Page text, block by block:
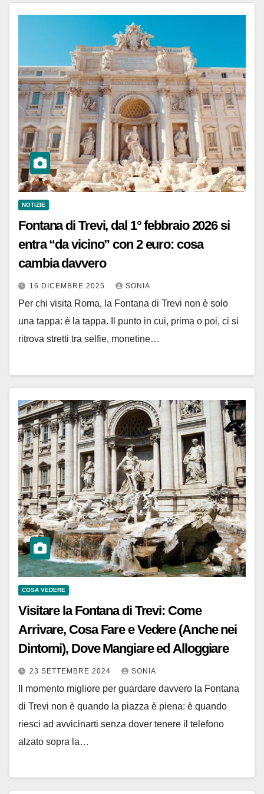
NOTIZIE
Fontana di Trevi, dal 1° febbraio 2026 si
entra “da vicino” con 2 euro: cosa
cambia davvero
16 DICEMBRE 2025 SONIA
Per chi visita Roma, la Fontana di Trevi non è solo
una tappa: è la tappa. Il punto in cui, prima o poi, ci si
ritrova stretti tra selfie, monetine…
COSA VEDERE
Visitare la Fontana di Trevi: Come
Arrivare, Cosa Fare e Vedere (Anche nei
Dintorni), Dove Mangiare ed Alloggiare
23 SETTEMBRE 2024 SONIA
Il momento migliore per guardare davvero la Fontana
di Trevi non è quando la piazza è piena: è quando
riesci ad avvicinarti senza dover tenere il telefono
alzato sopra la…